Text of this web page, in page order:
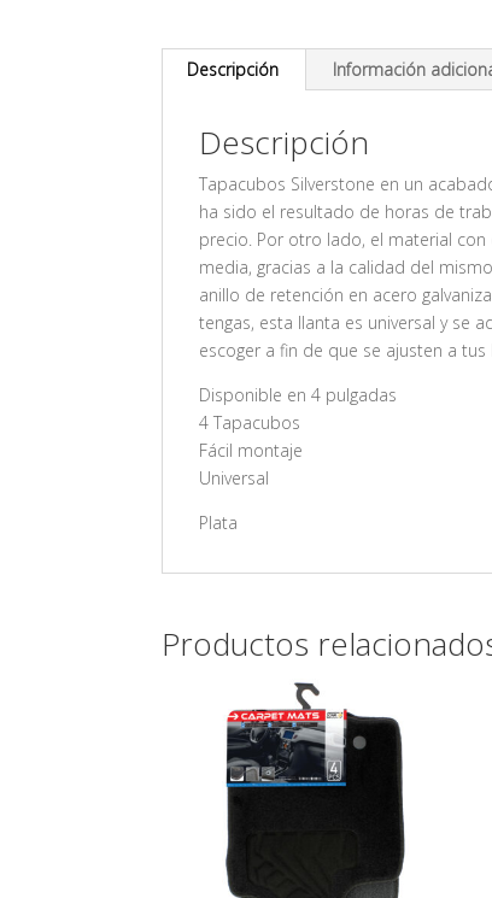
Descripción Información
Descripción
Tapacubos Silverstone en un
ha sido el resultado de horas de
precio. Por otro lado, el material
media, gracias a la calidad del
anillo de retención en acero
tengas, esta llanta es universal y se
escoger a fin de que se ajusten a tus
Disponible en 4 pulgadas
4 Tapacubos
Fácil montaje
Universal
Plata
Productos